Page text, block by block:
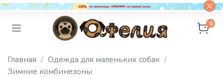
0
Главная
Одежда для маленьких собак
Зимние комбинезоны